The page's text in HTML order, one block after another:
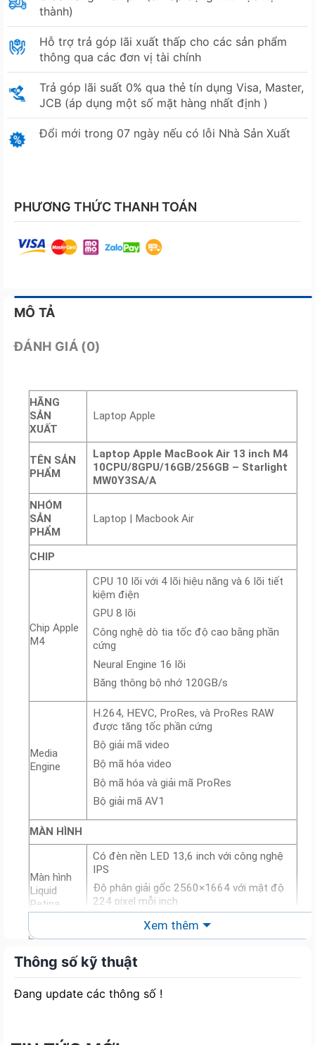
thành)
Hỗ trợ trả góp lãi xuất thấp cho các sản phẩm
thông qua các đơn vị tài chính
Trả góp lãi suất 0% qua thẻ tín dụng Visa, Master,
JCB (áp dụng một số mặt hàng nhất định )
Đổi mới trong 07 ngày nếu có lỗi Nhà Sản Xuất
PHƯƠNG THỨC THANH TOÁN
MÔ TẢ
ĐÁNH GIÁ (0)
HÃNG
SẢN
XUẤT
Laptop Apple
TÊN SẢN
PHẨM
Laptop Apple MacBook Air 13 inch M4
10CPU/8GPU/16GB/256GB – Starlight
MW0Y3SA/A
NHÓM
SẢN
PHẨM
Laptop | Macbook Air
CHIP
Chip Apple
M4
CPU 10 lõi với 4 lõi hiệu năng và 6 lõi tiết
kiệm điện
GPU 8 lõi
Công nghệ dò tia tốc độ cao bằng phần
cứng
Neural Engine 16 lõi
Băng thông bộ nhớ 120GB/s
Media
Engine
H.264, HEVC, ProRes, và ProRes RAW
được tăng tốc phần cứng
Bộ giải mã video
Bộ mã hóa video
Bộ mã hóa và giải mã ProRes
Bộ giải mã AV1
MÀN HÌNH
Màn hình
Liquid
Retina
Có đèn nền LED 13,6 inch với công nghệ
IPS
Độ phân giải gốc 2560×1664 với mật độ
224 pixel mỗi inch
Độ sáng 500 nit
Màu
Dải màu rộng (P3)
Công nghệ True Tone
Có thể nâng cấp thành: 24GB hoặc 32GB
Xem thêm
Thông số kỹ thuật
Đang update các thông số !